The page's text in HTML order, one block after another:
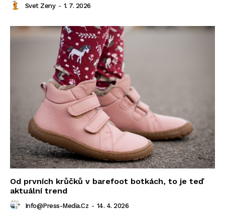
Svet Zeny - 1. 7. 2026
Od prvních krůčků v barefoot botkách, to je teď
aktuální trend
Info@press-Media.cz - 14. 4. 2026